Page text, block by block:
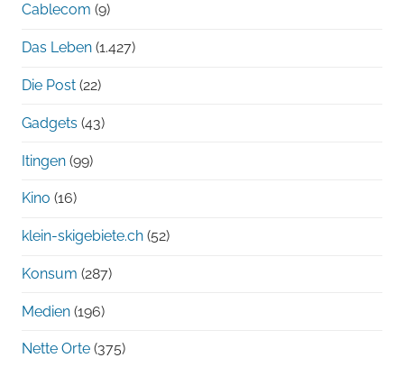
Cablecom (9)
Das Leben (1.427)
Die Post (22)
Gadgets (43)
Itingen (99)
Kino (16)
klein-skigebiete.ch (52)
Konsum (287)
Medien (196)
Nette Orte (375)